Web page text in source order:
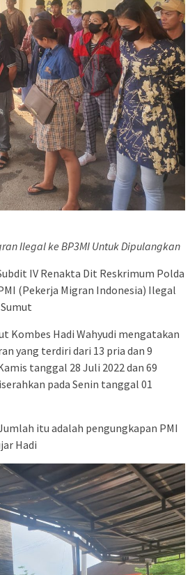
Ilegal ke BP3MI Untuk Dipulangkan
IV Renakta Dit Reskrimum Polda
(Pekerja Migran Indonesia) Ilegal
Kombes Hadi Wahyudi mengatakan
yang terdiri dari 13 pria dan 9
tanggal 28 Juli 2022 dan 69
pada Senin tanggal 01
itu adalah pengungkapan PMI
Hadi